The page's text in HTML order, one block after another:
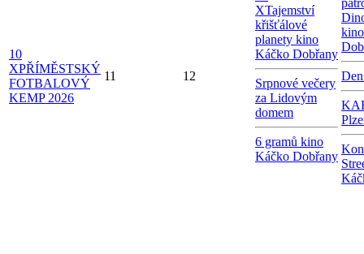
10
XPŘÍMĚSTSKÝ
FOTBALOVÝ
KEMP 2026
11 12
XTajemství
křišťálové
planety kino
Káčko Dobřany
Srpnové večery
za Lidovým
domem
6 gramů kino
Káčko Dobřany